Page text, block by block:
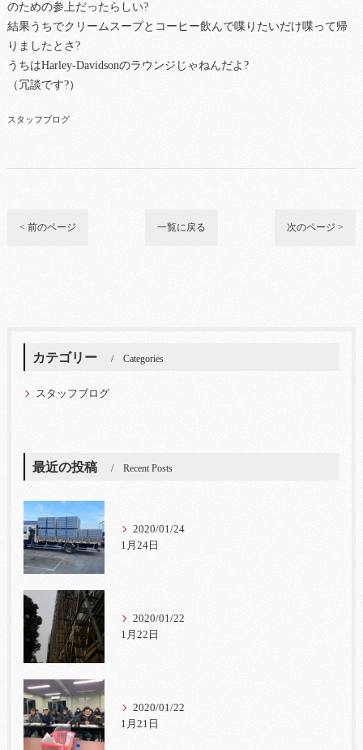
のための参上だったらしい?
結果うちでクリームスープとコーヒー飲んで喋りたいだけ喋って帰
りましたとさ?
うちはHarley-Davidsonのラウンジじゃねんだよ?
（冗談です?）
スタッフブログ
< 前のページ 一覧に戻る 次のページ >
カテゴリー Categories
スタッフブログ
最近の投稿 Recent Posts
2020/01/24
1月24日
2020/01/22
1月22日
2020/01/22
1月21日